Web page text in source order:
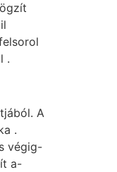
.
A
.
végig-
a-